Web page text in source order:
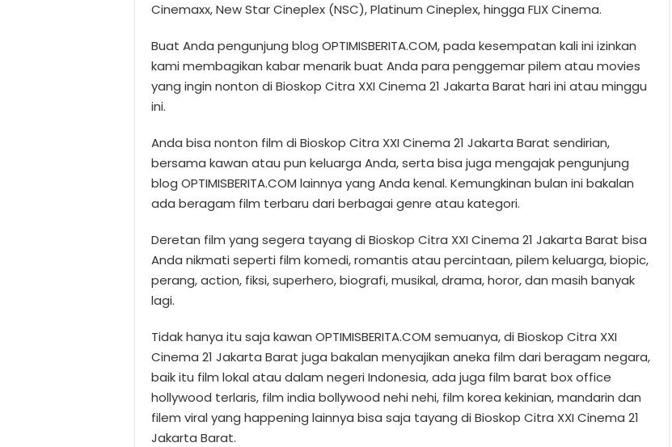
Cinemaxx, New Star Cineplex (NSC), Platinum Cineplex, hingga FLIX Cinema.
Buat Anda pengunjung blog OPTIMISBERITA.COM, pada kesempatan kali ini izinkan
kami membagikan kabar menarik buat Anda para penggemar pilem atau movies
yang ingin nonton di Bioskop Citra XXI Cinema 21 Jakarta Barat hari ini atau minggu
ini.
Anda bisa nonton film di Bioskop Citra XXI Cinema 21 Jakarta Barat sendirian,
bersama kawan atau pun keluarga Anda, serta bisa juga mengajak pengunjung
blog OPTIMISBERITA.COM lainnya yang Anda kenal. Kemungkinan bulan ini bakalan
ada beragam film terbaru dari berbagai genre atau kategori.
Deretan film yang segera tayang di Bioskop Citra XXI Cinema 21 Jakarta Barat bisa
Anda nikmati seperti film komedi, romantis atau percintaan, pilem keluarga, biopic,
perang, action, fiksi, superhero, biografi, musikal, drama, horor, dan masih banyak
lagi.
Tidak hanya itu saja kawan OPTIMISBERITA.COM semuanya, di Bioskop Citra XXI
Cinema 21 Jakarta Barat juga bakalan menyajikan aneka film dari beragam negara,
baik itu film lokal atau dalam negeri Indonesia, ada juga film barat box office
hollywood terlaris, film india bollywood nehi nehi, film korea kekinian, mandarin dan
filem viral yang happening lainnya bisa saja tayang di Bioskop Citra XXI Cinema 21
Jakarta Barat.